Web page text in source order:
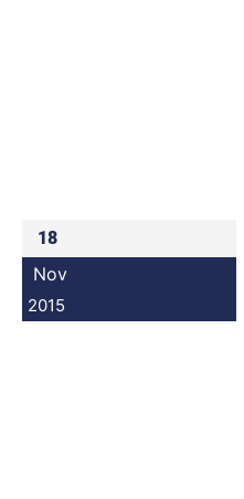
18
Nov
2015